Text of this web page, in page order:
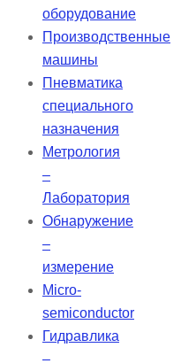
оборудование
Производственные
машины
Пневматика
специального
назначения
Метрология
–
Лаборатория
Обнаружение
–
измерение
Micro-
semiconductor
Гидравлика
–